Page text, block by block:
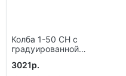
Колба 1-50 СН с
градуированной
3021р.